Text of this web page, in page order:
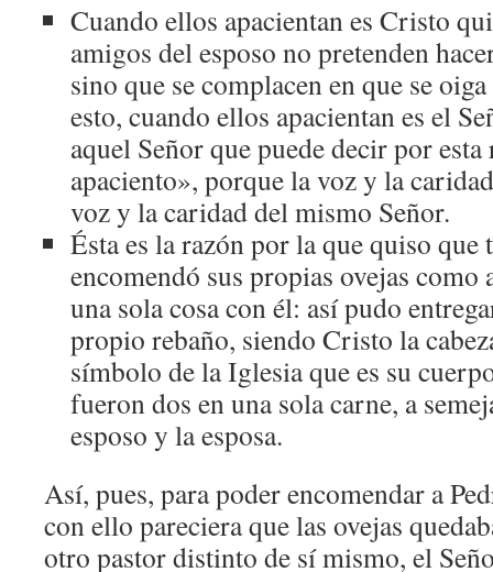
Cuando ellos apacientan es Cristo
amigos del esposo no pretenden
sino que se complacen en que se
esto, cuando ellos apacientan es el
aquel Señor que puede decir por
apaciento», porque la voz y la
voz y la caridad del mismo Señor.
Ésta es la razón por la que quiso que
encomendó sus propias ovejas como
una sola cosa con él: así pudo
propio rebaño, siendo Cristo la
símbolo de la Iglesia que es su
fueron dos en una sola carne, a
esposo y la esposa.
Así, pues, para poder encomendar a
con ello pareciera que las ovejas
otro pastor distinto de sí mismo, el